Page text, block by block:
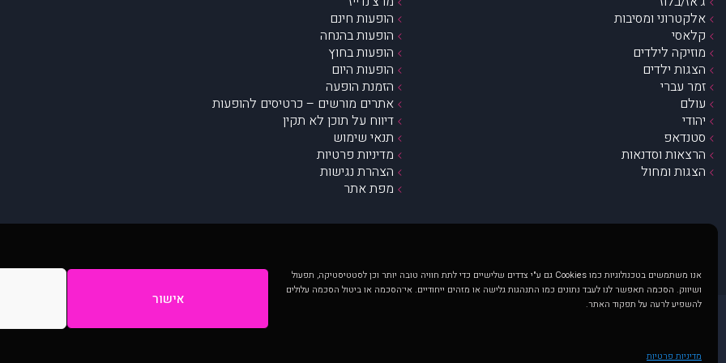
אנו משתמשים בטכנולוגיות כמו Cookies גם ע"י צדדים שלישיים כדי לתת חוויה טובה יותר וכן לסטטיסטיקה, תפעול
ושיווק. הסכמה תאפשר לנו לעבד נתונים כמו התנהגות גלישה או מזהים ייחודיים. אי־הסכמה או ביטול הסכמה עלולים
להשפיע לרעה על תפקוד האתר.
אישור
מדיניות פרטיות
אלקטרוני ומסיבות
קלאסי
מוזיקה לילדים
הצגות ילדים
זמר עברי
עולם
יהודי
סטנדאפ
הרצאות וסדנאות
הצגות ומחול
הופעות חינם
הופעות בהנחה
הופעות בחוץ
הופעות היום
הזמנת הופעה
אתרים מורשים – כרטיסים להופעות
דיווח על תוכן לא תקין
תנאי שימוש
מדיניות פרטיות
הצהרת נגישות
מפת אתר